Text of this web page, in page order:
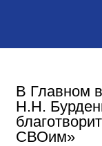
В Главном
Н.Н.
СВОим»